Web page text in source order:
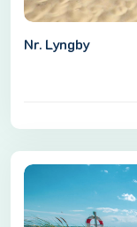
Nr. Lyngby